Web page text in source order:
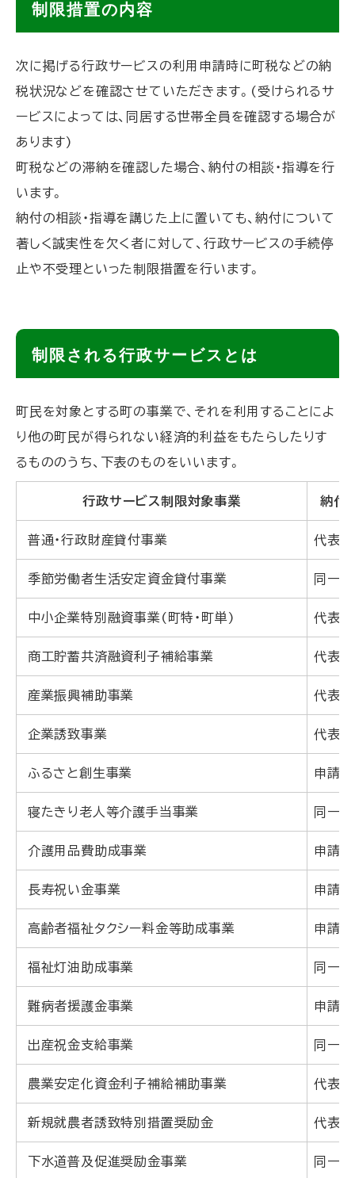
に
戻
制限措置の内容
次に掲げる行政サービスの利用申請時に町税などの納
税状況などを確認させていただきます。(受けられるサ
ービスによっては、同居する世帯全員を確認する場合が
あります)
町税などの滞納を確認した場合、納付の相談・指導を行
います。
納付の相談・指導を講じた上に置いても、納付について
著しく誠実性を欠く者に対して、行政サービスの手続停
止や不受理といった制限措置を行います。
に
戻
る
制限される行政サービスとは
町民を対象とする町の事業で、それを利用することによ
り他の町民が得られない経済的利益をもたらしたりす
るもののうち、下表のものをいいます。
行政サービス制限対象事業 納付
普通・行政財産貸付事業 代表
季節労働者生活安定資金貸付事業 同一
中小企業特別融資事業(町特・町単) 代表
商工貯蓄共済融資利子補給事業 代表
産業振興補助事業 代表
企業誘致事業 代表
ふるさと創生事業 申請
寝たきり老人等介護手当事業 同一
介護用品費助成事業 申請
長寿祝い金事業 申請
高齢者福祉タクシー料金等助成事業 申請
福祉灯油助成事業 同一
難病者援護金事業 申請
出産祝金支給事業 同一
農業安定化資金利子補給補助事業 代表
新規就農者誘致特別措置奨励金 代表
下水道普及促進奨励金事業 同一